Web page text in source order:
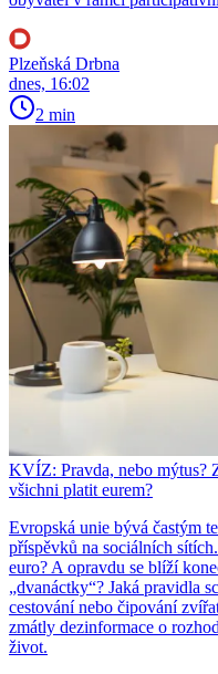
Plzeňská Drbna
dnes, 16:02
2 min
KVÍZ: Pravda, nebo mýtus?
všichni platit eurem?
Evropská unie bývá častým
příspěvků na sociálních
euro? A opravdu se blíží
„dvanáctky“? Jaká pravidla
cestování nebo čipování
zmátly dezinformace o
život.